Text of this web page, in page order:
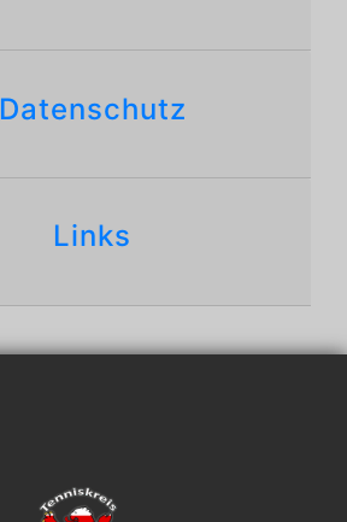
Datenschutz
Links